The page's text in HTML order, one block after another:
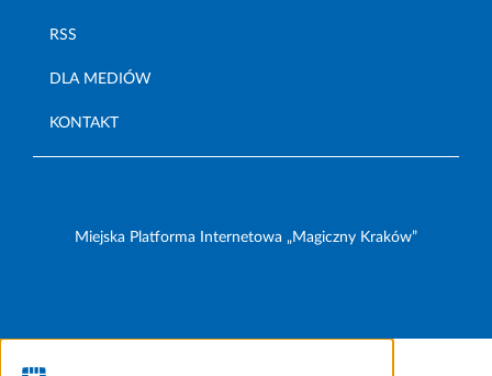
RSS
DLA MEDIÓW
KONTAKT
Miejska Platforma Internetowa „Magiczny Kraków”